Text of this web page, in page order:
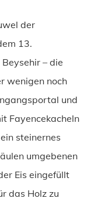
der
13.
– die
wenigen noch
und
Fayencekacheln
steinernes
umgebenen
Eis eingefüllt
das Holz zu